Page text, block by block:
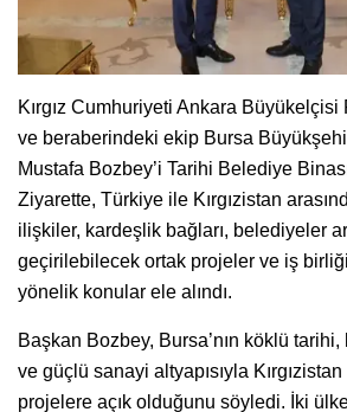
Kırgız Cumhuriyeti Ankara
ve beraberindeki ekip Bursa
Mustafa Bozbey’i Tarihi Belediye
Ziyarette, Türkiye ile Kırgızistan
ilişkiler, kardeşlik bağları, belediyeler
geçirilebilecek ortak projeler ve iş
yönelik konular ele alındı.
Başkan Bozbey, Bursa’nın köklü
ve güçlü sanayi altyapısıyla
projelere açık olduğunu söyledi. İki